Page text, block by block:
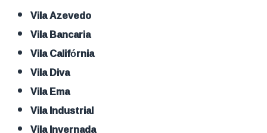
Vila Azevedo
Vila Bancaria
Vila Califórnia
Vila Diva
Vila Ema
Vila Industrial